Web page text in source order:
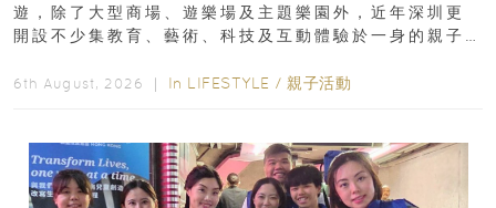
遊，除了大型商場、遊樂場及主題樂園外，近年深圳更
開設不少集教育、藝術、科技及互動體驗於一身的親子
6th August, 2026 ｜ In LIFESTYLE / 親子活動